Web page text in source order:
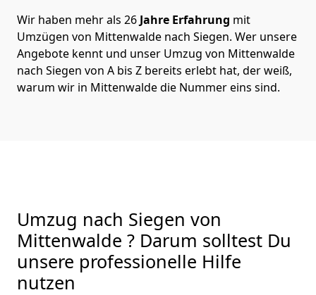
Wir haben mehr als 26 Jahre Erfahrung mit
Umzügen von Mittenwalde nach Siegen. Wer unsere
Angebote kennt und unser Umzug von Mittenwalde
nach Siegen von A bis Z bereits erlebt hat, der weiß,
warum wir in Mittenwalde die Nummer eins sind.
Umzug nach Siegen von
Mittenwalde ? Darum solltest Du
unsere professionelle Hilfe
nutzen